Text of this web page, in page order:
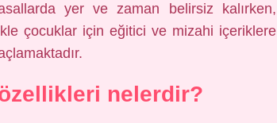
yer ve zaman belirsiz kalırken,
çocuklar için eğitici ve mizahi içeriklere
nelerdir?